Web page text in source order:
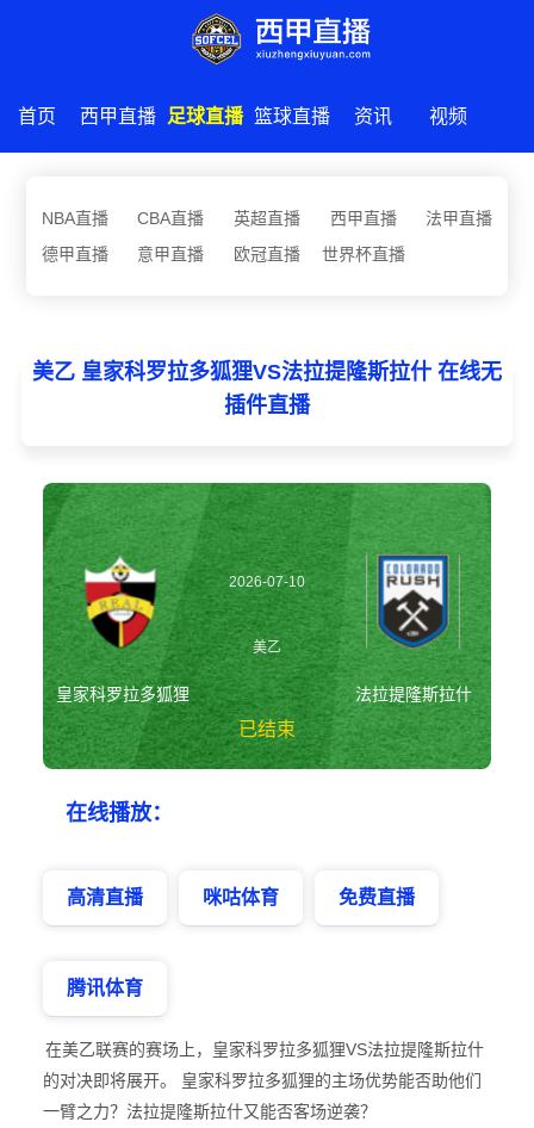
首页 西甲直播 足球直播 篮球直播 资讯 视频
NBA直播 CBA直播 英超直播 西甲直播
法甲直播
德甲直播
意甲直播 欧冠直播 世界杯直播
美乙 皇家科罗拉多狐狸VS法拉提隆斯拉什 在线无
插件直播
皇家科罗拉多狐狸
2026-07-10
09:00:00
美乙
已结束
法拉提隆斯拉什
在线播放：
高清直播 咪咕体育 免费直播
腾讯体育
在美乙联赛的赛场上，皇家科罗拉多狐狸VS法拉提隆斯拉什
的对决即将展开。 皇家科罗拉多狐狸的主场优势能否助他们
一臂之力？法拉提隆斯拉什又能否客场逆袭？